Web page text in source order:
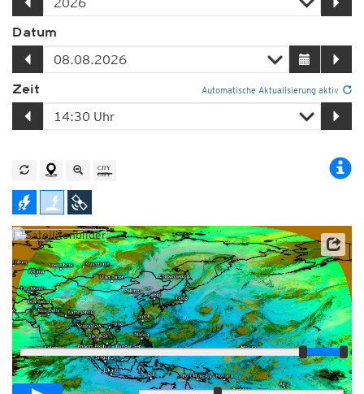
Datum
Zeit Automatische Aktualisierung aktiv
Satellitendaten: JMA
Player
Animationsspanne02:00h